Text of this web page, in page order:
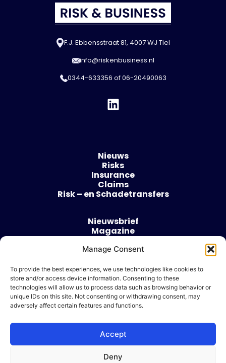
Manage Consent
To provide the best experiences, we use technologies like cookies to
store and/or access device information. Consenting to these
technologies will allow us to process data such as browsing behavior or
unique IDs on this site. Not consenting or withdrawing consent, may
adversely affect certain features and functions.
Accept
Deny
F.J. Ebbensstraat 81, 4007 WJ Tiel
info@riskenbusiness.nl
0344-633356 of06-20490063
Nieuws
Risks
Insurance
Claims
Risk – en Schadetransfers
Nieuwsbrief
Magazine
Over
Algemene voorwaarden
Cookie beleid
Ik wil adverteren